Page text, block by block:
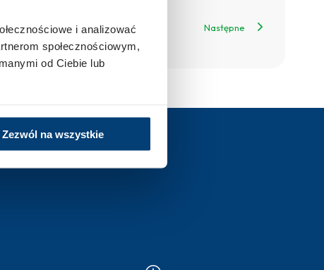
i analizować
społecznościowym,
od Ciebie lub
Zezwól na wszystkie
Następne